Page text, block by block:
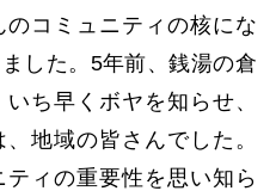
コミュニティの核にな
した。5年前、銭湯の倉
ち早くボヤを知らせ、
地域の皆さんでした。
ィの重要性を思い知ら